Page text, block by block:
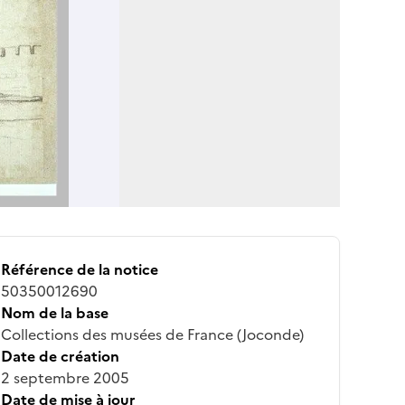
Référence de la notice
50350012690
Nom de la base
Collections des musées de France (Joconde)
Date de création
2 septembre 2005
Date de mise à jour